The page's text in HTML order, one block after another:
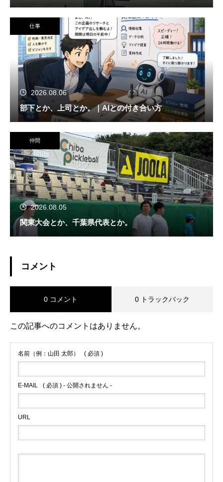
仕事
2026.08.06
部下とか、上司とか。｜AIとの付き合い方
仲間
2026.08.05
関東大会とか、千葉県代表とか。
コメント
0 コメント 0 トラックバック
この記事へのコメントはありません。
名前（例：山田 太郎） ( 必須 )
E-MAIL ( 必須 ) - 公開されません -
URL